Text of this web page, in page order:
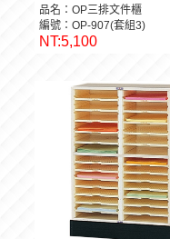
品名：OP三排文件櫃
編號：OP-907(套組3)
NT:5,100